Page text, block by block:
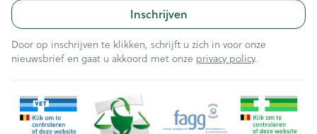
Inschrijven
Door op inschrijven te klikken, schrijft u zich in voor onze
nieuwsbrief en gaat u akkoord met onze privacy policy.